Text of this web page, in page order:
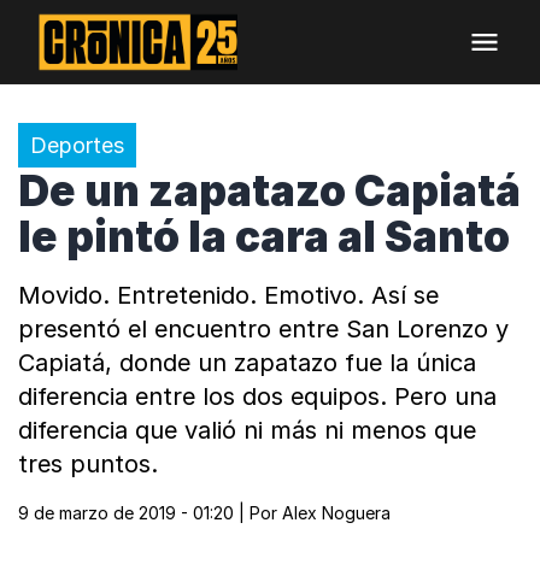
Deportes
De un zapatazo Capiatá
le pintó la cara al Santo
Movido. Entretenido. Emotivo. Así se
presentó el encuentro entre San Lorenzo y
Capiatá, donde un zapatazo fue la única
diferencia entre los dos equipos. Pero una
diferencia que valió ni más ni menos que
tres puntos.
9 de marzo de 2019 - 01:20 | Por Alex Noguera